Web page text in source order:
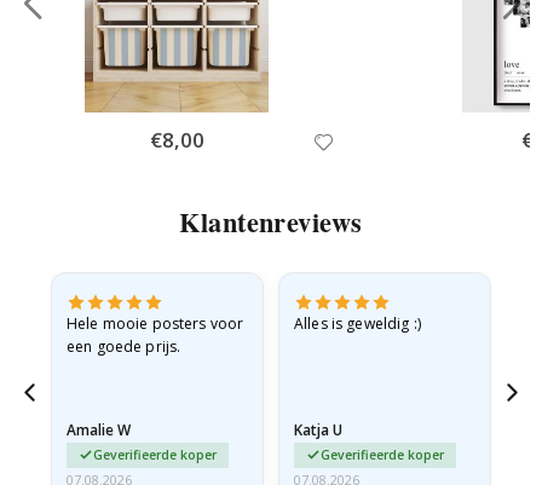
Special
Price
€8,00
Klantenreviews
Hele mooie posters voor
een goede prijs.
Amalie W
Geverifieerde koper
07.08.2026
Alles is geweldig :)
Katja U
Geverifieerde koper
07.08.2026